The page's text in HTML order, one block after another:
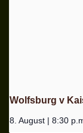
Wolfsburg v
8. August | 8:30